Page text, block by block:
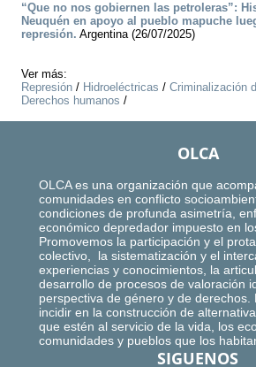
“Que no nos gobiernen las petroleras”:
Neuquén en apoyo al pueblo mapuche
represión. Argentina (26/07/2025)
Ver más:
Represión / Hidroeléctricas / Criminalización
Derechos humanos /
OLCA
OLCA es una organización que
comunidades en conflicto
condiciones de profunda asimetría,
económico depredador impuesto en
Promovemos la participación y el
colectivo, la sistematización y el
experiencias y conocimientos, la
desarrollo de procesos de valoración
perspectiva de género y de derechos.
incidir en la construcción de
que estén al servicio de la vida, los
comunidades y pueblos que los
SIGUENOS